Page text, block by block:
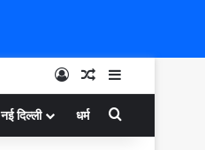
Log InRandom Article
Sidebar
नई दिल्ली धर्म Search for